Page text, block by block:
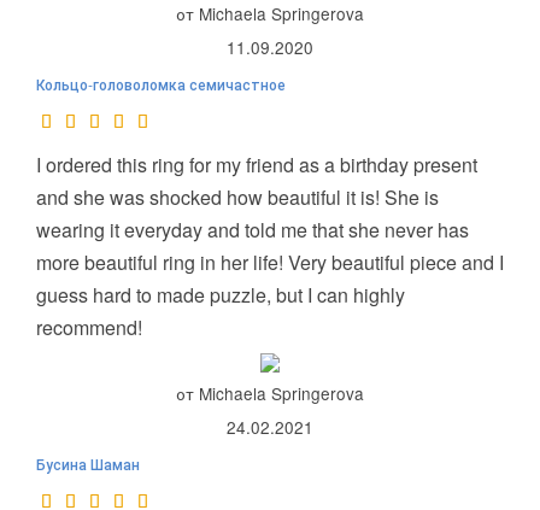
от Michaela Springerova
11.09.2020
Кольцо-головоломка семичастное
I ordered this ring for my friend as a birthday present
and she was shocked how beautiful it is! She is
wearing it everyday and told me that she never has
more beautiful ring in her life! Very beautiful piece and I
guess hard to made puzzle, but I can highly
recommend!
от Michaela Springerova
24.02.2021
Бусина Шаман